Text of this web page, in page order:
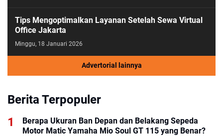
Tips Mengoptimalkan Layanan Setelah Sewa Virtual
Office Jakarta
Minggu, 18 Januari 2026
Advertorial lainnya
Berita Terpopuler
Berapa Ukuran Ban Depan dan Belakang Sepeda
Motor Matic Yamaha Mio Soul GT 115 yang Benar?